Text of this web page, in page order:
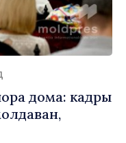
дома: кадры